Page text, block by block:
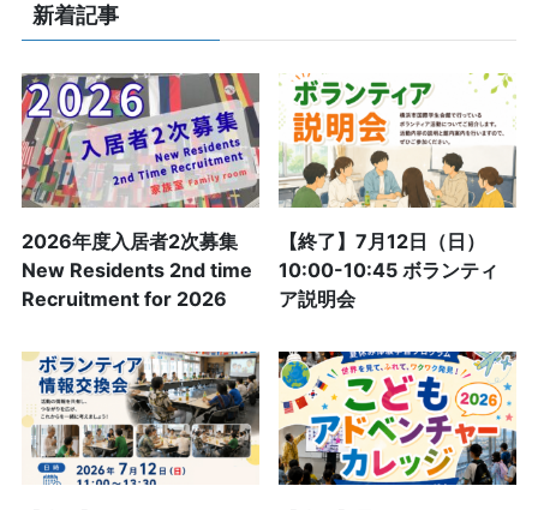
新着記事
2026年度入居者2次募集
New Residents 2nd time
Recruitment for 2026
【終了】7月12日（日）
10:00-10:45 ボランティ
ア説明会